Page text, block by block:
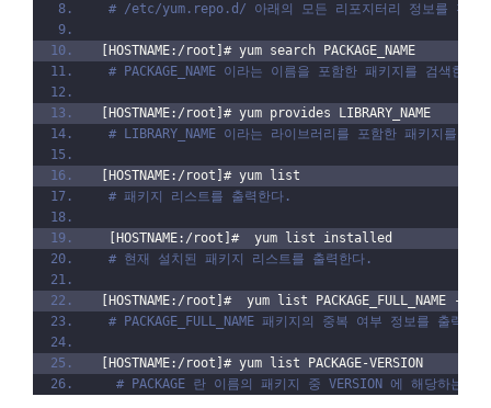
# /etc/yum.repo.d/ 아래의 모든 리포지터리 정보를 갱신
[HOSTNAME:/root]# yum search PACKAGE_NAME
# PACKAGE_NAME 이라는 이름을 포함한 패키지를 검색한다.
[HOSTNAME:/root]# yum provides LIBRARY_NAME
# LIBRARY_NAME 이라는 라이브러리를 포함한 패키지를 검
[HOSTNAME:/root]# yum list
# 패키지 리스트를 출력한다.
[HOSTNAME:/root]#  yum list installed
# 현재 설치된 패키지 리스트를 출력한다.
[HOSTNAME:/root]#  yum list PACKAGE_FULL_NAME --
# PACKAGE_FULL_NAME 패키지의 중복 여부 정보를 출력한
[HOSTNAME:/root]# yum list PACKAGE-VERSION
# PACKAGE 란 이름의 패키지 중 VERSION 에 해당하는